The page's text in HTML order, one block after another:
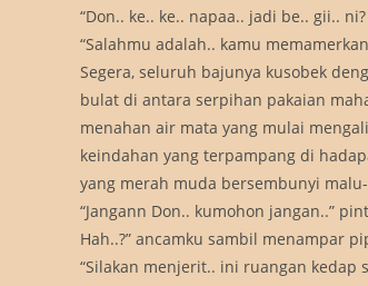
“Don.. ke.. ke.. napaa.. jadi be.. gii..
“Salahmu adalah.. kamu
Segera, seluruh bajunya kusobek
bulat di antara serpihan pakaian
menahan air mata yang mulai
keindahan yang terpampang di
yang merah muda bersembunyi
“Jangann Don.. kumohon jangan..”
Hah..?” ancamku sambil menampar
“Silakan menjerit.. ini ruangan kedap